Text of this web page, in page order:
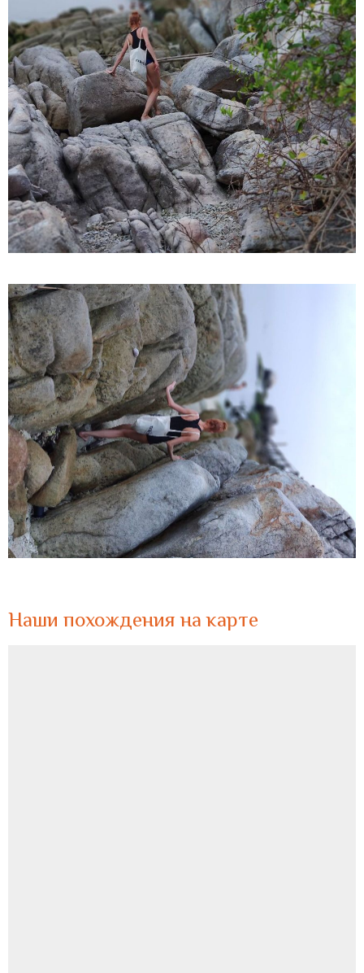
Наши похождения на карте